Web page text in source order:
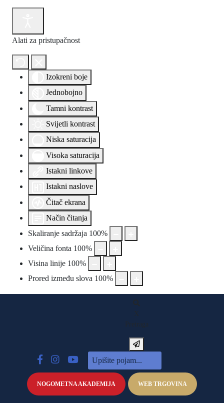
Alati za pristupačnost
Izokreni boje
Jednobojno
Tamni kontrast
Svijetli kontrast
Niska saturacija
Visoka saturacija
Istakni linkove
Istakni naslove
Čitač ekrana
Način čitanja
Skaliranje sadržaja 100%
Veličina fonta 100%
Visina linije 100%
Prored između slova 100%
X
Pretraga
NOGOMETNA AKADEMIJA WEB TRGOVINA